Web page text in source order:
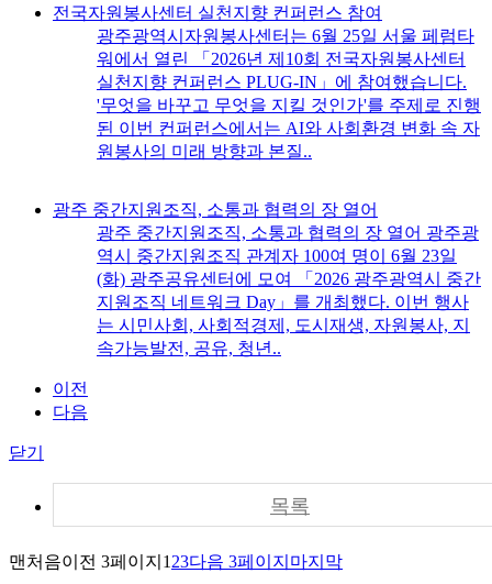
전국자원봉사센터 실천지향 컨퍼런스 참여
광주광역시자원봉사센터는 6월 25일 서울 페럼타
워에서 열린 「2026년 제10회 전국자원봉사센터
실천지향 컨퍼런스 PLUG-IN」에 참여했습니다.
'무엇을 바꾸고 무엇을 지킬 것인가'를 주제로 진행
된 이번 컨퍼런스에서는 AI와 사회환경 변화 속 자
원봉사의 미래 방향과 본질..
광주 중간지원조직, 소통과 협력의 장 열어
광주 중간지원조직, 소통과 협력의 장 열어 광주광
역시 중간지원조직 관계자 100여 명이 6월 23일
(화) 광주공유센터에 모여 「2026 광주광역시 중간
지원조직 네트워크 Day」를 개최했다. 이번 행사
는 시민사회, 사회적경제, 도시재생, 자원봉사, 지
속가능발전, 공유, 청년..
이전
다음
닫기
목록
맨처음이전 3페이지 1 23다음 3페이지 마지막